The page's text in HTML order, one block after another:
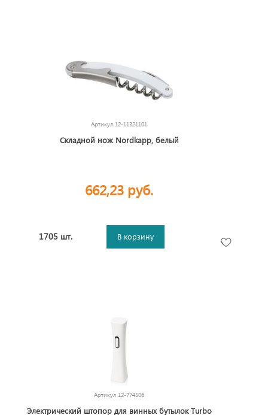
Артикул 12-11321101
Складной нож Nordkapp, белый
662,23 руб.
1705 шт. В корзину
Артикул 12-774506
Электрический штопор для винных бутылок Turbo